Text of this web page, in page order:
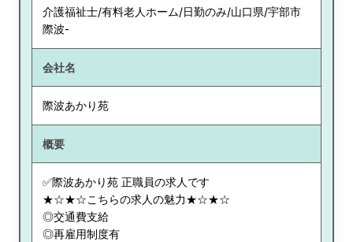
介護福祉士/有料老人ホーム/日勤のみ/山口県/宇部市
際波-
会社名
際波あかり苑
概要
✅際波あかり苑 正職員の求人です
★☆★☆こちらの求人の魅力★☆★☆
◎交通費支給
◎再雇用制度有